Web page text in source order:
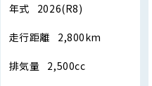
年式 2026(R8)
走行距離 2,800km
排気量 2,500cc